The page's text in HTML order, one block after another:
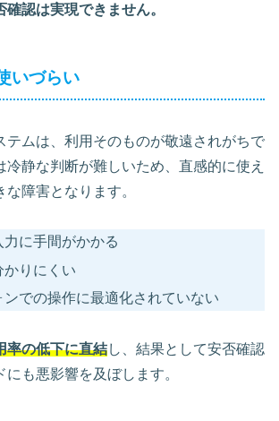
認は実現できません。
いづらい
テムは、利用そのものが敬遠されがちで
冷静な判断が難しいため、直感的に使え
障害となります。
力に手間がかかる
かりにくい
ンでの操作に最適化されていない
率の低下に直結し、結果として安否確認
も悪影響を及ぼします。